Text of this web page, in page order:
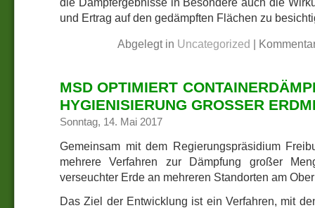
und Ertrag auf den gedämpften Flächen zu
Abgelegt in Uncategorized |
MSD OPTIMIERT
HYGIENISIERUNG GROSSER
Sonntag, 14. Mai 2017
Gemeinsam mit dem Regierungspräsidium
mehrere Verfahren zur Dämpfung großer
verseuchter Erde an mehreren Standorten am
Das Ziel der Entwicklung ist ein Verfahren, mit